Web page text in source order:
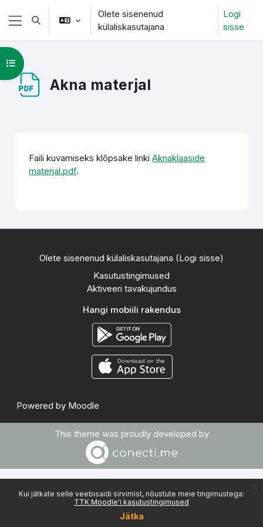
Jäta vahele peasisuni
Kui jätkate selle veebisaidi sirvimist, nõustute meie tingimustega:
TTK Moodle'i kasutustingimused
Jätka
Küljepaneel
Lülitab otsingu sisendi
Olete sisenenud
külaliskasutajana
Logi
sisse
Akna materjal
Ava kursuse sisukord
Faili kuvamiseks klõpsake linkiAknaklaaside
materjal.pdf.
Olete sisenenud külaliskasutajana (Logi sisse)
Kasutustingimused
Aktiveeri tavakujundus
Hangi mobiili rakendus
Powered by Moodle
This theme was proudly developed by